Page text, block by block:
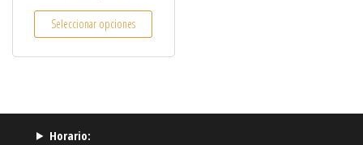
Seleccionar opciones
Este producto tiene múltiples variantes. Las
Horario: